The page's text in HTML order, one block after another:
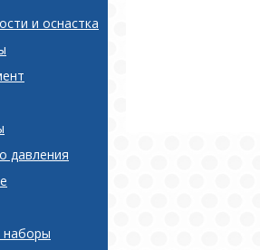
и оснастка
давления
наборы